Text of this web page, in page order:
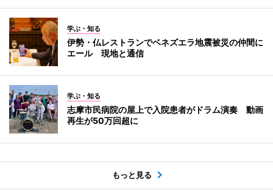
学ぶ・知る
伊勢・仏レストランでベネズエラ地震被災の仲間に
エール 現地と通信
学ぶ・知る
志摩市民病院の屋上で入院患者がドラム演奏 動画
再生が50万回超に
もっと見る